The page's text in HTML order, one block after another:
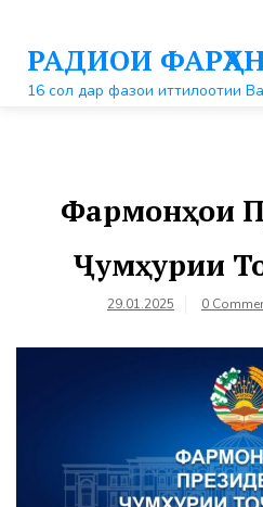
контентуРАДИОИ
16 сол дар фазои иттилоотии
Фармонҳои
Ҷумҳурии
29.01.2025 0